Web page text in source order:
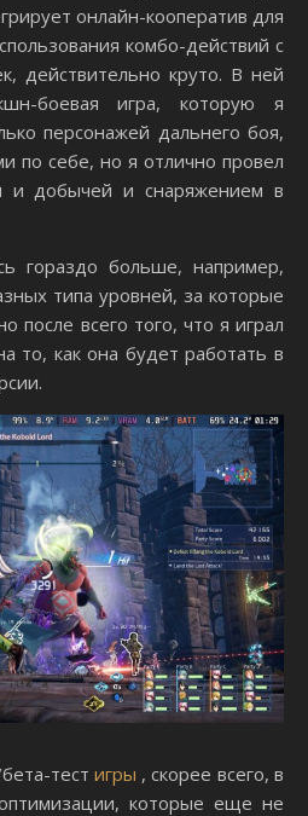
онлайн-кооператив для
комбо-действий с
действительно круто. В ней
боевая игра, которую я
персонажей дальнего боя,
по себе, но я отлично провел
и добычей и снаряжением в
гораздо больше, например,
типа уровней, за которые
после всего того, что я играл
то, как она будет работать в
тест игры , скорее всего, в
которые еще не